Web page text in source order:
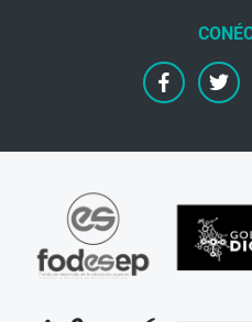
facebooktwitter